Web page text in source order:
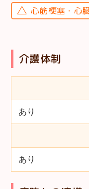
心筋梗塞・心
介護体制
あり
あり